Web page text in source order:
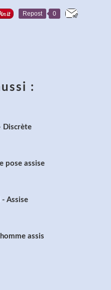
Repost 0
:
Discrète
pose assise
Assise
assis